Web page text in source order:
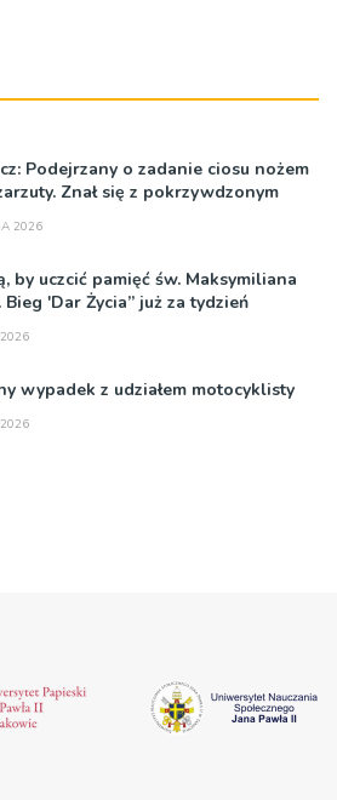
Podejrzany o zadanie ciosu nożem
zarzuty. Znał się z pokrzywdzonym
2026
by uczcić pamięć św. Maksymiliana
'Dar Życia” już za tydzień
wypadek z udziałem motocyklisty